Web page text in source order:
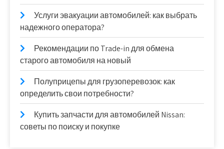
Услуги эвакуации автомобилей: как выбрать
надежного оператора?
Рекомендации по Trade-in для обмена
старого автомобиля на новый
Полуприцепы для грузоперевозок: как
определить свои потребности?
Купить запчасти для автомобилей Nissan:
советы по поиску и покупке